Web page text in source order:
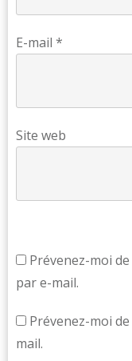
E-mail *
Site web
Prévenez-moi
par e-mail.
Prévenez-moi
mail.